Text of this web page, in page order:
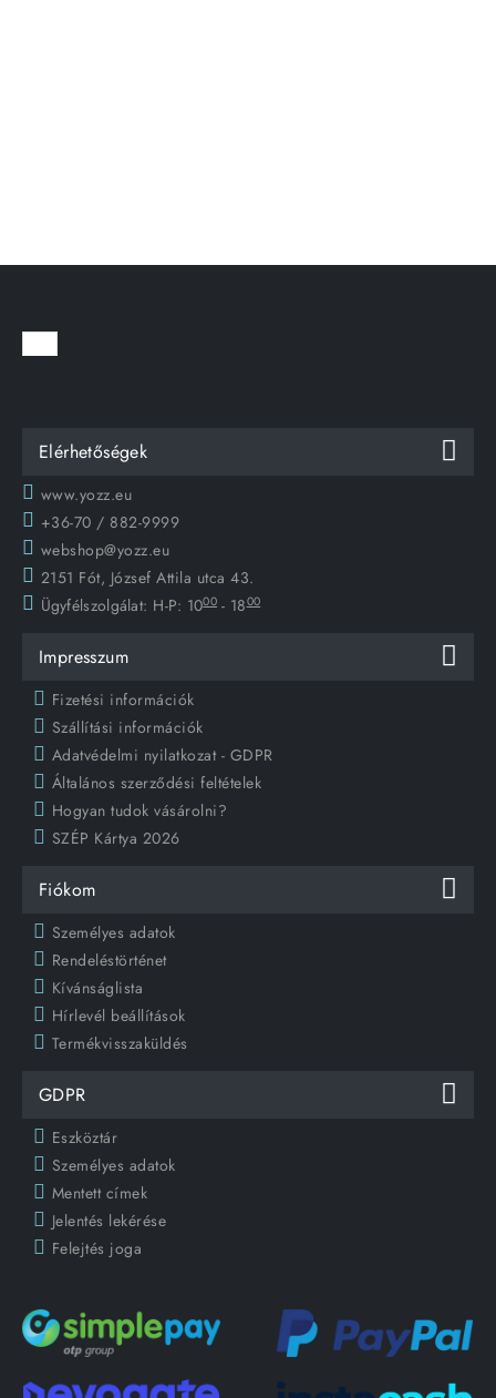
Elérhetőségek
www.yozz.eu
+36-70 / 882-9999
webshop@yozz.eu
2151 Fót, József Attila utca 43.
Ügyfélszolgálat: H-P: 1000 - 1800
Impresszum
Fizetési információk
Szállítási információk
Adatvédelmi nyilatkozat - GDPR
Általános szerződési feltételek
Hogyan tudok vásárolni?
SZÉP Kártya 2026
Fiókom
Személyes adatok
Rendeléstörténet
Kívánságlista
Hírlevél beállítások
Termékvisszaküldés
GDPR
Eszköztár
Személyes adatok
Mentett címek
Jelentés lekérése
Felejtés joga